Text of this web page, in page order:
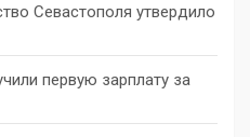
Севастополя утвердило
первую зарплату за